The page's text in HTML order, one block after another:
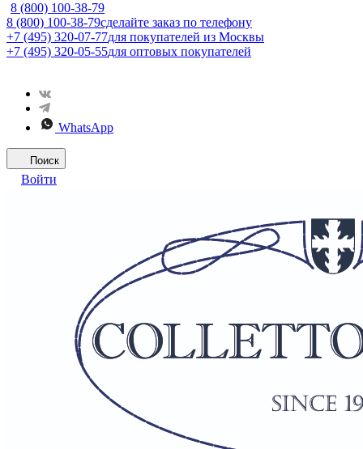
8 (800) 100-38-79
8 (800) 100-38-79сделайте заказ по телефону
+7 (495) 320-07-77для покупателей из Москвы
+7 (495) 320-05-55для оптовых покупателей
WhatsApp
Поиск
Войти